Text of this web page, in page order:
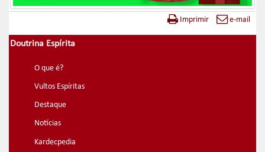
Imprimir e-mail
Doutrina Espírita
O que é?
Vultos Espíritas
Destaque
Notícias
Kardecpedia